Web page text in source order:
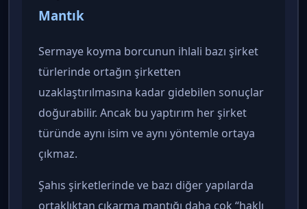
Mantık
Sermaye koyma borcunun ihlali bazı şirket
türlerinde ortağın şirketten
uzaklaştırılmasına kadar gidebilen sonuçlar
doğurabilir. Ancak bu yaptırım her şirket
türünde aynı isim ve aynı yöntemle ortaya
çıkmaz.
Şahıs şirketlerinde ve bazı diğer yapılarda
ortaklıktan çıkarma mantığı daha çok “haklı